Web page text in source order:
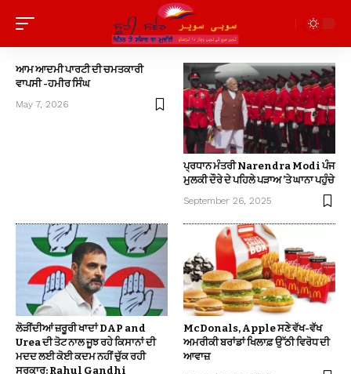
ਆਮ ਆਦਮੀ ਪਾਰਟੀ ਦੀ ਚਮਤਕਾਰੀ
ਵਾਪਸੀ -ਹਮੀਰ ਸਿੰਘ
May 7, 2026
ਪ੍ਰਧਾਨ ਮੰਤਰੀ Narendra Modi ਪੰਜ
ਮੁਲਕੀ ਦੌਰੇ ਦੇ ਪਹਿਲੇ ਪੜਾਅ ’ਤੇ ਘਾਨਾ ਪਹੁੰਚੇ
September 26, 2025
ਲੋੜੀਂਦੀਆਂ ਜ਼ਰੂਰੀ ਖਾਦਾਂ DAP and
Urea ਦੀ ਤੋਟ ਨਾਲ ਜੂਝ ਰਹੇ ਕਿਸਾਨਾਂ ਦੀ
ਮਦਦ ਲਈ ਕੋਈ ਕਦਮ ਨਹੀਂ ਚੁੱਕ ਰਹੀ
ਸਰਕਾਰ: Rahul Gandhi
McDonals, Apple ਸਣੇ ਵੱਖ-ਵੱਖ
ਅਮਰੀਕੀ ਬਰਾਂਡਾਂ ਖਿਲਾਫ਼ ਉੱਠੀ ਵਿਰੋਧ ਦੀ
ਆਵਾਜ਼